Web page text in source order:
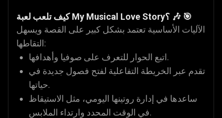
كيف تلعب لعبة My Musical Love Story؟ 🎶 🎯
الآليات الأساسية تعتمد بشكل كبير على القصة ويسهل
التقاطها:
اتبع الحوار للتعرف على صوفيا وأهدافها.
تقدم عبر الخريطة التفاعلية لفتح فصول جديدة في
حياتها.
ساعدها في إدارة روتينها اليومي، مثل الاستيقاظ
في الوقت المحدد وارتداء الملابس.